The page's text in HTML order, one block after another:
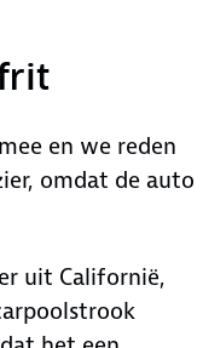
en we reden
omdat de auto
uit Californië,